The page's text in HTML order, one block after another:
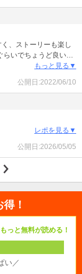
、ストーリーも楽し
いでちょうど良いの
もっと見る▼
公開日:2022/06/10
レポを見る▼
公開日:2026/05/05
！
もっと無料が読める！
い／